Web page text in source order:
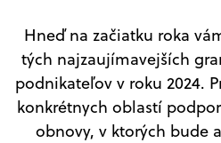
Hneď na začiatku roka
tých najzaujímavejších
podnikateľov v roku 2024.
konkrétnych oblastí
obnovy, v ktorých bude